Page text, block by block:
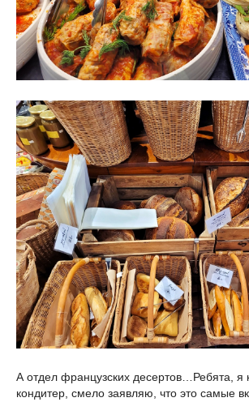
А отдел французских десертов…Ребята, я
кондитер, смело заявляю, что это самые